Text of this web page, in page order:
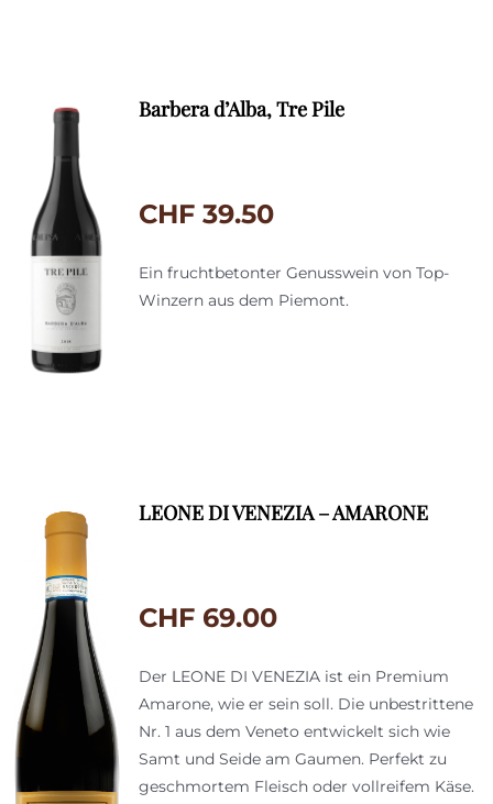
Barbera d’Alba, Tre Pile
CHF 39.50
Ein fruchtbetonter Genusswein von Top-
Winzern aus dem Piemont.
LEONE DI VENEZIA – AMARONE
CHF 69.00
Der LEONE DI VENEZIA ist ein Premium
Amarone, wie er sein soll. Die unbestrittene
Nr. 1 aus dem Veneto entwickelt sich wie
Samt und Seide am Gaumen. Perfekt zu
geschmortem Fleisch oder vollreifem Käse.